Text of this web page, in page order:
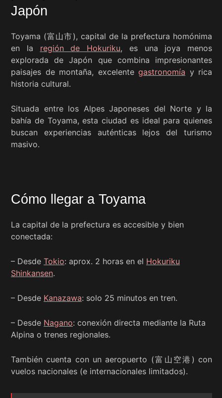
Japón
Toyama (富山市), capital de la prefectura homónima
en la región de Hokuriku, es una joya menos
explorada de Japón que combina impresionantes
paisajes de montaña, excelente gastronomía y rica
historia cultural.
Situada entre los Alpes Japoneses del Norte y la
bahía de Toyama, esta ciudad es ideal para quienes
buscan experiencias auténticas lejos del turismo
masivo.
Cómo llegar a Toyama
La capital de la prefectura es accesible y bien
conectada:
– Desde Tokio: aprox. 2 horas en el Hokuriku
Shinkansen.
– Desde Kanazawa: solo 25 minutos en tren.
– Desde Nagano: conexión directa mediante la Ruta
Alpina o trenes regionales.
También cuenta con un aeropuerto (富山空港) con
vuelos nacionales (e internacionales limitados).